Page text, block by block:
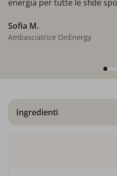
energia per tutte le sfide
Sofia M.
Ambasciatrice OnEnergy
Ingredienti